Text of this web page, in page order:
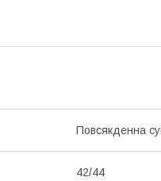
Повсякденна
42/44